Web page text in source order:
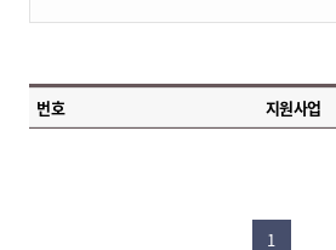
번호 지원사업
1